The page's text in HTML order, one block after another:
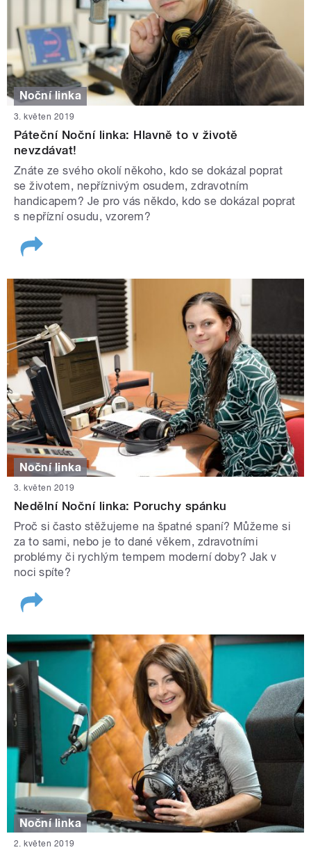
Noční linka
3. květen 2019
Páteční Noční linka: Hlavně to v životě
nevzdávat!
Znáte ze svého okolí někoho, kdo se dokázal poprat
se životem, nepříznivým osudem, zdravotním
handicapem? Je pro vás někdo, kdo se dokázal poprat
s nepřízní osudu, vzorem?
Noční linka
3. květen 2019
Nedělní Noční linka: Poruchy spánku
Proč si často stěžujeme na špatné spaní? Můžeme si
za to sami, nebo je to dané věkem, zdravotními
problémy či rychlým tempem moderní doby? Jak v
noci spíte?
Noční linka
2. květen 2019